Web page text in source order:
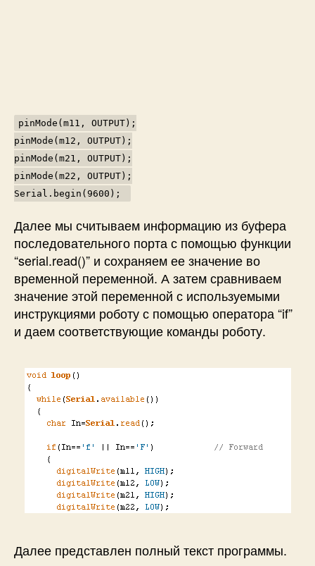
pinMode(m11, OUTPUT);
pinMode(m12, OUTPUT);
pinMode(m21, OUTPUT);
pinMode(m22, OUTPUT);
Serial.begin(9600);
Далее мы считываем информацию из буфера
последовательного порта с помощью функции
“serial.read()” и сохраняем ее значение во
временной переменной. А затем сравниваем
значение этой переменной с используемыми
инструкциями роботу с помощью оператора “if”
и даем соответствующие команды роботу.
Далее представлен полный текст программы.